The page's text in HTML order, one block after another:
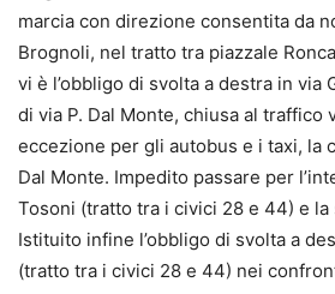
marcia con direzione consentita da
Brognoli, nel tratto tra piazzale
vi è l’obbligo di svolta a destra in via
di via P. Dal Monte, chiusa al traffico
eccezione per gli autobus e i taxi, la
Dal Monte. Impedito passare per
Tosoni (tratto tra i civici 28 e 44) e la
Istituito infine l’obbligo di svolta a
(tratto tra i civici 28 e 44) nei